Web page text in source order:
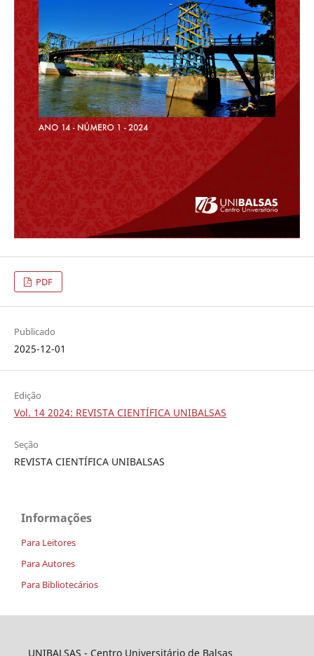
PDF
Publicado
2025-12-01
Edição
Vol. 14 2024: REVISTA CIENTÍFICA UNIBALSAS
Seção
REVISTA CIENTÍFICA UNIBALSAS
Informações
Para Leitores
Para Autores
Para Bibliotecários
UNIBALSAS - Centro Universitário de Balsas